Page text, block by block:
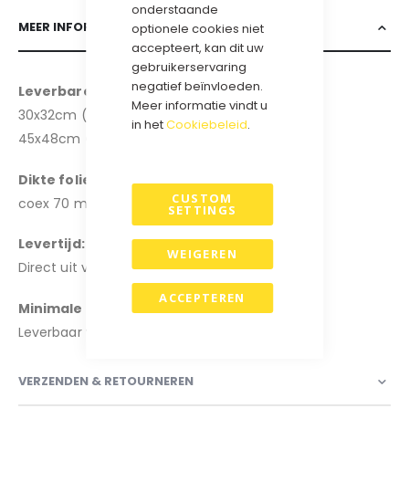
onderstaande
optionele cookies niet
accepteert, kan dit uw
gebruikerservaring
negatief beïnvloeden.
Meer informatie vindt u
in hetCookiebeleid.
ACCEPTEREN
CUSTOM
SETTINGS
WEIGEREN
MEER INFORMATIE
Leverbare formaten:
30x32cm (bxh) + klep en handgreep
45x48cm (bxh) + klep en handgreep
Dikte folie:
coex 70 my, ldpe
Levertijd:
Direct uit voorraad.
Minimale afname:
Leverbaar vanaf: 250 stuks.
VERZENDEN & RETOURNEREN